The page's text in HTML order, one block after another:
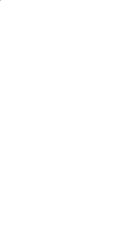
et
service